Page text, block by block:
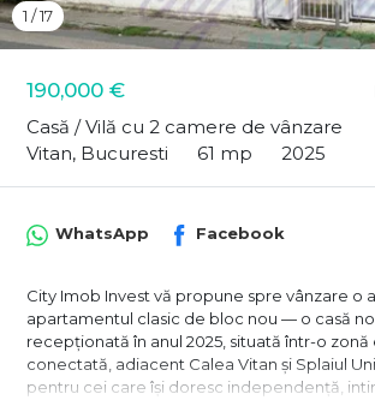
190,000 €
Casă / Vilă cu 2 camere de vânzare
Vitan, Bucuresti
61 mp 2025
1 /17
WhatsApp Facebook
City Imob Invest vă propune spre vânzare o
apartamentul clasic de bloc nou — o casă
recepționată în anul 2025, situată într-o
conectată, adiacent Calea Vitan și Splaiul
pentru cei care își doresc independență,